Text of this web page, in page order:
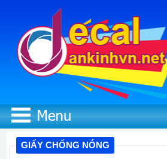
GIẤY CHỐNG NÓNG